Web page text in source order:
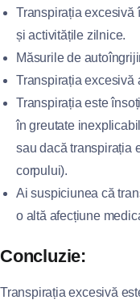
Transpirația excesivă
și activitățile zilnice.
Măsurile de
Transpirația excesivă
Transpirația este
în greutate
sau dacă transpirația
corpului).
Ai suspiciunea că
o altă afecțiune
Concluzie:
Transpirația excesivă